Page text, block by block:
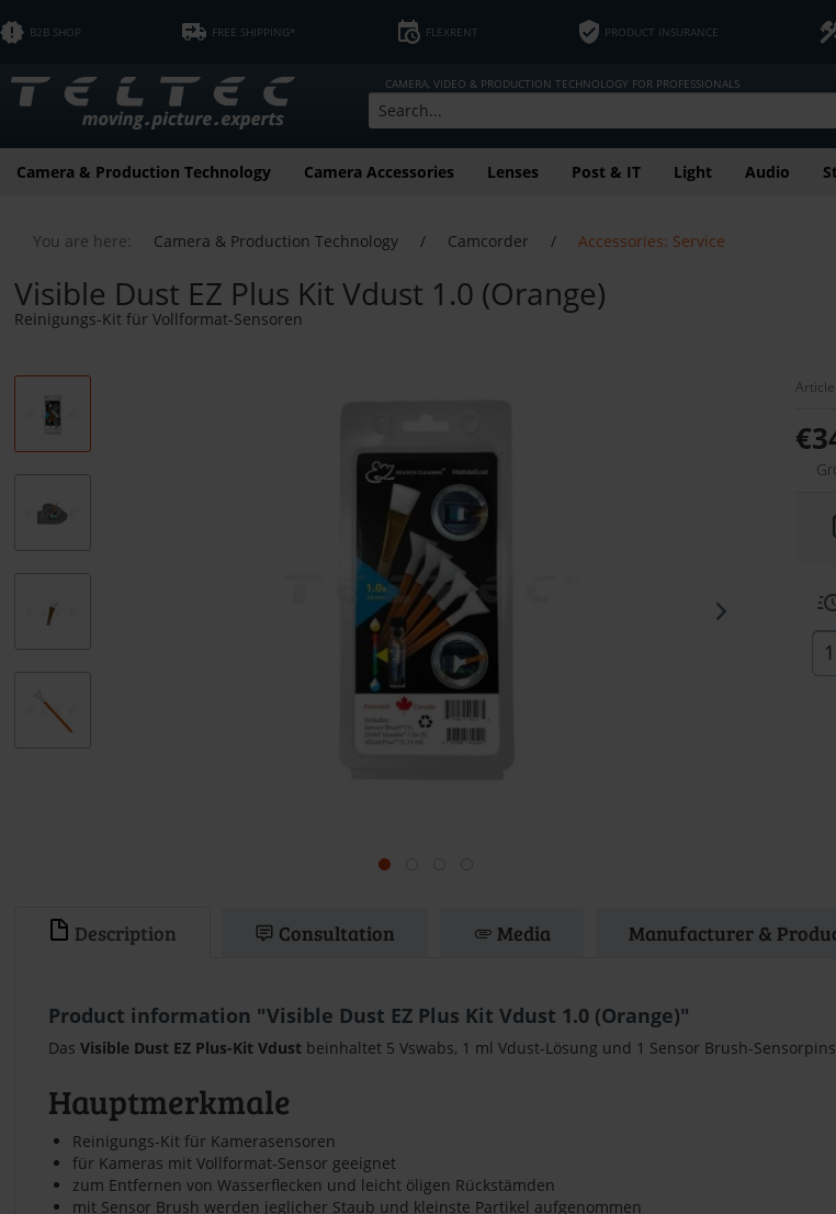
B2B SHOP FREE SHIPPING* FLEXRENT PRODUCT INSURANCE
CAMERA, VIDEO & PRODUCTION TECHNOLOGY FOR PROFESSIONALS
Camera & Production Technology Camera Accessories Lenses Post & IT Light Audio
You are here: Camera & Production Technology / Camcorder / Accessories: Service
Visible Dust EZ Plus Kit Vdust 1.0 (Orange)
Reinigungs-Kit für Vollformat-Sensoren
Description Consultation Media Manufacturer &
Product information "Visible Dust EZ Plus Kit Vdust 1.0 (Orange)"
Das Visible Dust EZ Plus-Kit Vdust beinhaltet 5 Vswabs, 1 ml Vdust-Lösung und 1 Sensor Brush-
Hauptmerkmale
Reinigungs-Kit für Kamerasensoren
für Kameras mit Vollformat-Sensor geeignet
zum Entfernen von Wasserflecken und leicht öligen Rückstämden
mit Sensor Brush werden jeglicher Staub und kleinste Partikel aufgenommen